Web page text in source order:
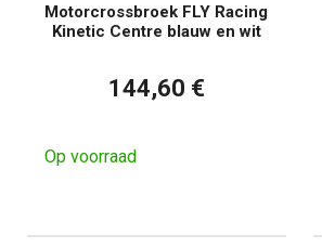
Motorcrossbroek FLY Racing
Kinetic Centre blauw en wit
144,60 €
Op voorraad